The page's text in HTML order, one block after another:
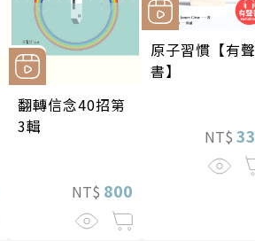
翻轉信念40招第
3輯
NT$ 800
原子習慣【有聲
書】
NT$